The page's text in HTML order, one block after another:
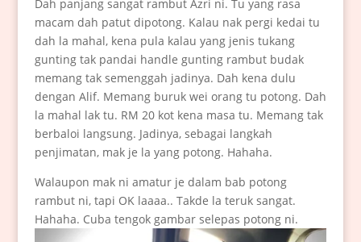
Dah panjang sangat rambut Azri ni. Tu yang rasa
macam dah patut dipotong. Kalau nak pergi kedai tu
dah la mahal, kena pula kalau yang jenis tukang
gunting tak pandai handle gunting rambut budak
memang tak semenggah jadinya. Dah kena dulu
dengan Alif. Memang buruk wei orang tu potong. Dah
la mahal lak tu. RM 20 kot kena masa tu. Memang tak
berbaloi langsung. Jadinya, sebagai langkah
penjimatan, mak je la yang potong. Hahaha.
Walaupon mak ni amatur je dalam bab potong
rambut ni, tapi OK laaaa.. Takde la teruk sangat.
Hahaha. Cuba tengok gambar selepas potong ni.